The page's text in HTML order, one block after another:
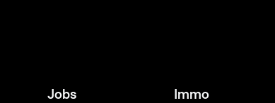
Jobs Immo